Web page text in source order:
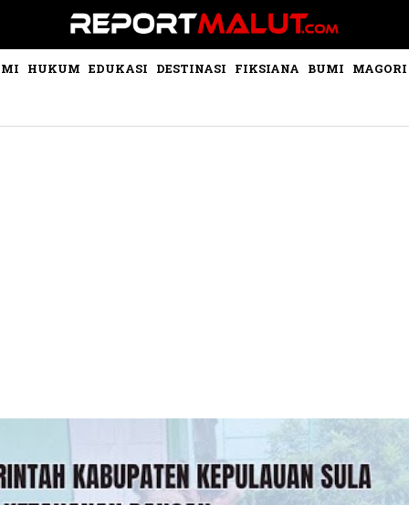
HUKUM EDUKASI DESTINASI FIKSIANA BUMI MAGORI